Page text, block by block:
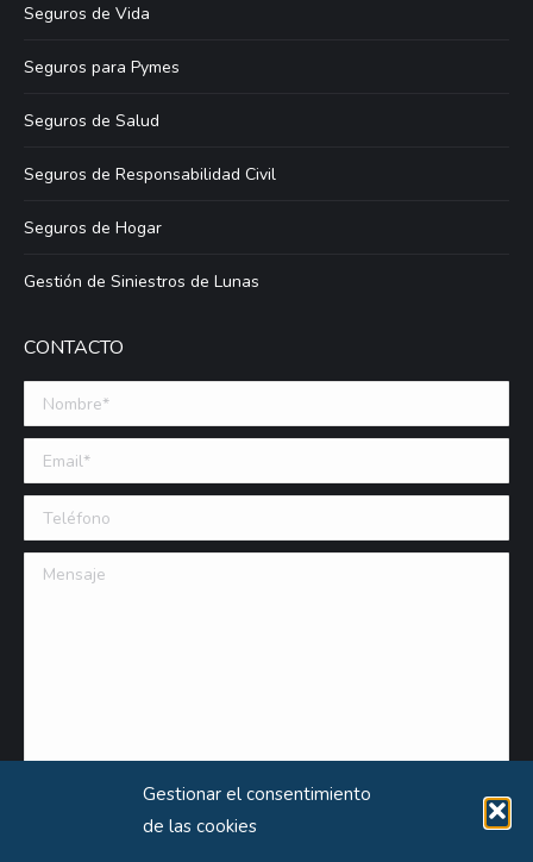
Gestionar el consentimiento
de las cookies
Seguros de Vida
Seguros para Pymes
Seguros de Salud
Seguros de Responsabilidad Civil
Seguros de Hogar
Gestión de Siniestros de Lunas
CONTACTO
Nombre *
Email (requerido)
Teléfono
Mensaje